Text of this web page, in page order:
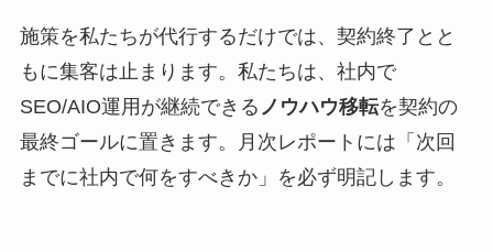
施策を私たちが代行するだけでは、契約終了とと
もに集客は止まります。私たちは、社内で
SEO/AIO運用が継続できる ノウハウ移転を契約の
最終ゴールに置きます。月次レポートには「次回
までに社内で何をすべきか」を必ず明記します。